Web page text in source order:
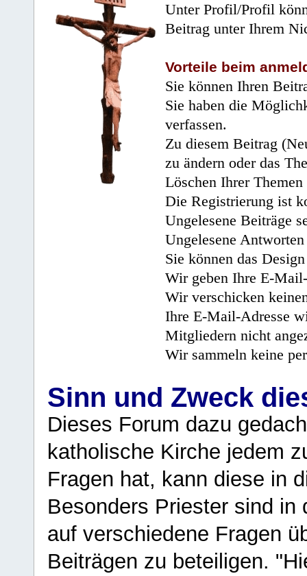
Unter Profil/Profil
Beitrag unter Ihrem
Vorteile beim
Sie können Ihren
Sie haben die
verfassen.
Zu diesem Beitrag
zu ändern oder das
Löschen Ihrer
Die Registrierung ist
Ungelesene Beiträge
Ungelesene
Sie können das
Wir geben Ihre E-
Wir verschicken
Ihre E-Mail-Adresse
Mitgliedern nicht
Wir sammeln keine
Sinn und Zweck
Dieses Forum dazu
katholische Kirche jedem
Fragen hat, kann diese in
Besonders Priester sind in
auf verschiedene Fragen
Beiträgen zu beteiligen.